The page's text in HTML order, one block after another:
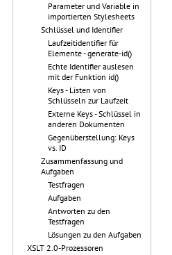
Parameter und Variable in
importierten Stylesheets
Schlüssel und Identifier
Laufzeitidentifier für
Elemente - generate-id()
Echte Identifier auslesen
mit der Funktion id()
Keys - Listen von
Schlüsseln zur Laufzeit
Externe Keys - Schlüssel in
anderen Dokumenten
Gegenüberstellung: Keys
vs. ID
Zusammenfassung und
Aufgaben
Testfragen
Aufgaben
Antworten zu den
Testfragen
Lösungen zu den Aufgaben
XSLT 2.0-Prozessoren